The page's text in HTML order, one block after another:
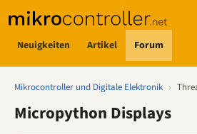
Neuigkeiten Artikel Forum
Mikrocontroller und Digitale Elektronik ›
Micropython Displays